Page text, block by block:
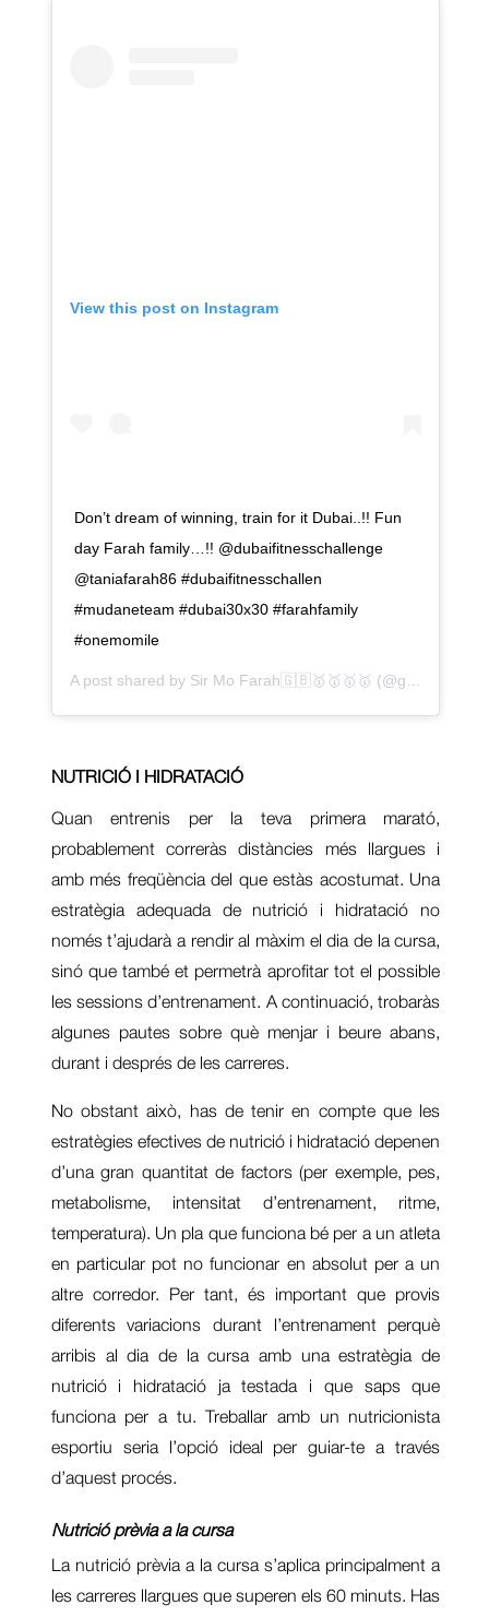
View this post on Instagram
Don’t dream of winning, train for it Dubai..!! Fun
day Farah family…!! @dubaifitnesschallenge
@taniafarah86 #dubaifitnesschallen
#mudaneteam #dubai30x30 #farahfamily
#onemomile
A post shared by Sir Mo Farah🇬🇧🥇🥇🥇🥇 (@gomofarah) on
NUTRICIÓ I HIDRATACIÓ
Quan entrenis per la teva primera marató,
probablement correràs distàncies més llargues i
amb més freqüència del que estàs acostumat. Una
estratègia adequada de nutrició i hidratació no
només t’ajudarà a rendir al màxim el dia de la cursa,
sinó que també et permetrà aprofitar tot el possible
les sessions d’entrenament. A continuació, trobaràs
algunes pautes sobre què menjar i beure abans,
durant i després de les carreres.
No obstant això, has de tenir en compte que les
estratègies efectives de nutrició i hidratació depenen
d’una gran quantitat de factors (per exemple, pes,
metabolisme, intensitat d’entrenament, ritme,
temperatura). Un pla que funciona bé per a un atleta
en particular pot no funcionar en absolut per a un
altre corredor. Per tant, és important que provis
diferents variacions durant l’entrenament perquè
arribis al dia de la cursa amb una estratègia de
nutrició i hidratació ja testada i que saps que
funciona per a tu. Treballar amb un nutricionista
esportiu seria l’opció ideal per guiar-te a través
d’aquest procés.
Nutrició prèvia a la cursa
La nutrició prèvia a la cursa s’aplica principalment a
les carreres llargues que superen els 60 minuts. Has